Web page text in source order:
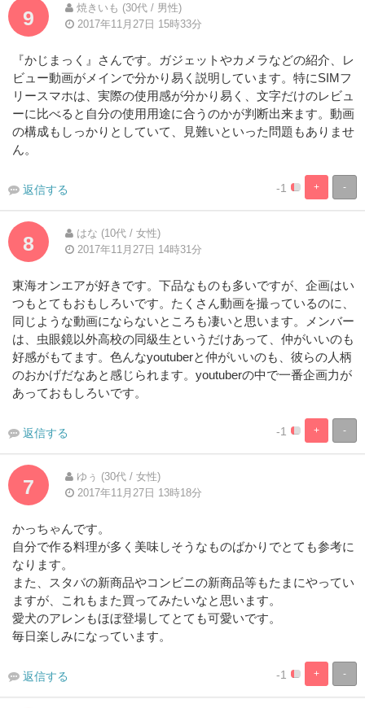
9
焼きいも (30代 / 男性)
2017年11月27日 15時33分
『かじまっく』さんです。ガジェットやカメラなどの紹介、レ
ビュー動画がメインで分かり易く説明しています。特にSIMフ
リースマホは、実際の使用感が分かり易く、文字だけのレビュ
ーに比べると自分の使用用途に合うのかが判断出来ます。動画
の構成もしっかりとしていて、見難いといった問題もありませ
ん。
-
+
5%95%
-1
返信する
8
はな (10代 / 女性)
2017年11月27日 14時31分
東海オンエアが好きです。下品なものも多いですが、企画はい
つもとてもおもしろいです。たくさん動画を撮っているのに、
同じような動画にならないところも凄いと思います。メンバー
は、虫眼鏡以外高校の同級生というだけあって、仲がいいのも
好感がもてます。色んなyoutuberと仲がいいのも、彼らの人柄
のおかげだなあと感じられます。youtuberの中で一番企画力が
あっておもしろいです。
-
+
5%95%
-1
返信する
7
ゆぅ (30代 / 女性)
2017年11月27日 13時18分
かっちゃんです。
自分で作る料理が多く美味しそうなものばかりでとても参考に
なります。
また、スタバの新商品やコンビニの新商品等もたまにやってい
ますが、これもまた買ってみたいなと思います。
愛犬のアレンもほぼ登場してとても可愛いです。
毎日楽しみになっています。
-
+
5%95%
-1
返信する